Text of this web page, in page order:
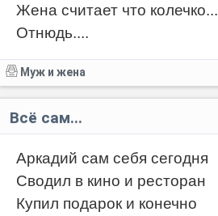
Жена считает что колечко...
Отнюдь....
Муж и жена
Всё сам...
Аркадий сам себя сегодня
Сводил в кино и ресторан
Купил подарок и конечно